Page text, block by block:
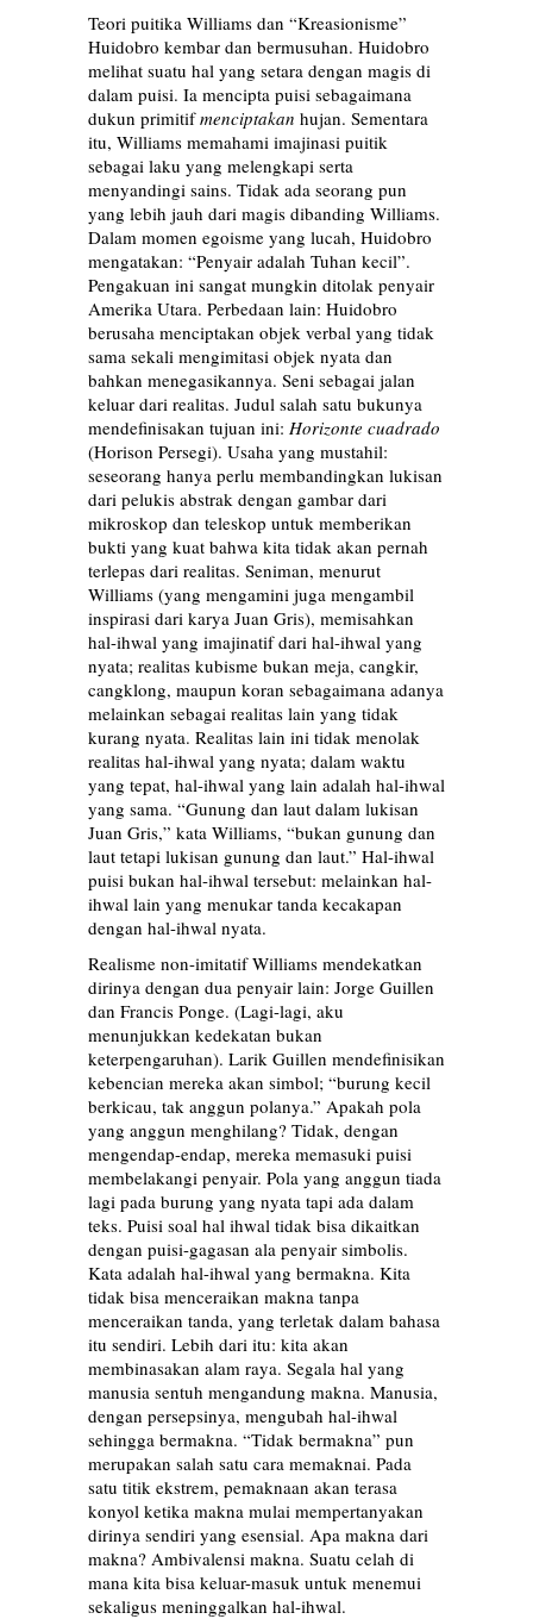
Teori puitika Williams dan “Kreasionisme”
Huidobro kembar dan bermusuhan. Huidobro
melihat suatu hal yang setara dengan magis di
dalam puisi. Ia mencipta puisi sebagaimana
dukun primitifmenciptakan hujan. Sementara
itu, Williams memahami imajinasi puitik
sebagai laku yang melengkapi serta
menyandingi sains. Tidak ada seorang pun
yang lebih jauh dari magis dibanding Williams.
Dalam momen egoisme yang lucah, Huidobro
mengatakan: “Penyair adalah Tuhan kecil”.
Pengakuan ini sangat mungkin ditolak penyair
Amerika Utara. Perbedaan lain: Huidobro
berusaha menciptakan objek verbal yang tidak
sama sekali mengimitasi objek nyata dan
bahkan menegasikannya. Seni sebagai jalan
keluar dari realitas. Judul salah satu bukunya
mendefinisakan tujuan ini: Horizonte cuadrado
(Horison Persegi). Usaha yang mustahil:
seseorang hanya perlu membandingkan lukisan
dari pelukis abstrak dengan gambar dari
mikroskop dan teleskop untuk memberikan
bukti yang kuat bahwa kita tidak akan pernah
terlepas dari realitas. Seniman, menurut
Williams (yang mengamini juga mengambil
inspirasi dari karya Juan Gris), memisahkan
hal-ihwal yang imajinatif dari hal-ihwal yang
nyata; realitas kubisme bukan meja, cangkir,
cangklong, maupun koran sebagaimana adanya
melainkan sebagai realitas lain yang tidak
kurang nyata. Realitas lain ini tidak menolak
realitas hal-ihwal yang nyata; dalam waktu
yang tepat, hal-ihwal yang lain adalah hal-ihwal
yang sama. “Gunung dan laut dalam lukisan
Juan Gris,” kata Williams, “bukan gunung dan
laut tetapi lukisan gunung dan laut.” Hal-ihwal
puisi bukan hal-ihwal tersebut: melainkan hal-
ihwal lain yang menukar tanda kecakapan
dengan hal-ihwal nyata.
Realisme non-imitatif Williams mendekatkan
dirinya dengan dua penyair lain: Jorge Guillen
dan Francis Ponge. (Lagi-lagi, aku
menunjukkan kedekatan bukan
keterpengaruhan). Larik Guillen mendefinisikan
kebencian mereka akan simbol; “burung kecil
berkicau, tak anggun polanya.” Apakah pola
yang anggun menghilang? Tidak, dengan
mengendap-endap, mereka memasuki puisi
membelakangi penyair. Pola yang anggun tiada
lagi pada burung yang nyata tapi ada dalam
teks. Puisi soal hal ihwal tidak bisa dikaitkan
dengan puisi-gagasan ala penyair simbolis.
Kata adalah hal-ihwal yang bermakna. Kita
tidak bisa menceraikan makna tanpa
menceraikan tanda, yang terletak dalam bahasa
itu sendiri. Lebih dari itu: kita akan
membinasakan alam raya. Segala hal yang
manusia sentuh mengandung makna. Manusia,
dengan persepsinya, mengubah hal-ihwal
sehingga bermakna. “Tidak bermakna” pun
merupakan salah satu cara memaknai. Pada
satu titik ekstrem, pemaknaan akan terasa
konyol ketika makna mulai mempertanyakan
dirinya sendiri yang esensial. Apa makna dari
makna? Ambivalensi makna. Suatu celah di
mana kita bisa keluar-masuk untuk menemui
sekaligus meninggalkan hal-ihwal.